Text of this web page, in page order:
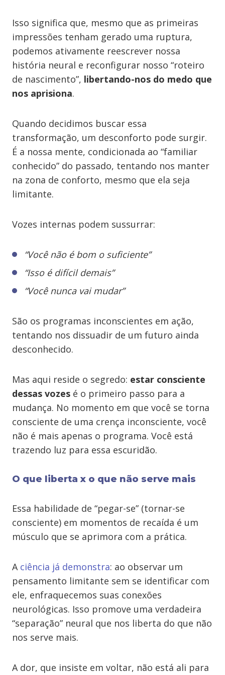
Isso significa que, mesmo que as primeiras
impressões tenham gerado uma ruptura,
podemos ativamente reescrever nossa
história neural e reconfigurar nosso “roteiro
de nascimento”, libertando-nos do medo que
nos aprisiona.
Quando decidimos buscar essa
transformação, um desconforto pode surgir.
É a nossa mente, condicionada ao “familiar
conhecido” do passado, tentando nos manter
na zona de conforto, mesmo que ela seja
limitante.
Vozes internas podem sussurrar:
“Você não é bom o suficiente”
“Isso é difícil demais”
“Você nunca vai mudar”
São os programas inconscientes em ação,
tentando nos dissuadir de um futuro ainda
desconhecido.
Mas aqui reside o segredo: estar consciente
dessas vozes é o primeiro passo para a
mudança. No momento em que você se torna
consciente de uma crença inconsciente, você
não é mais apenas o programa. Você está
trazendo luz para essa escuridão.
O que liberta x o que não serve mais
Essa habilidade de “pegar-se” (tornar-se
consciente) em momentos de recaída é um
músculo que se aprimora com a prática.
A ciência já demonstra: ao observar um
pensamento limitante sem se identificar com
ele, enfraquecemos suas conexões
neurológicas. Isso promove uma verdadeira
“separação” neural que nos liberta do que não
nos serve mais.
A dor, que insiste em voltar, não está ali para